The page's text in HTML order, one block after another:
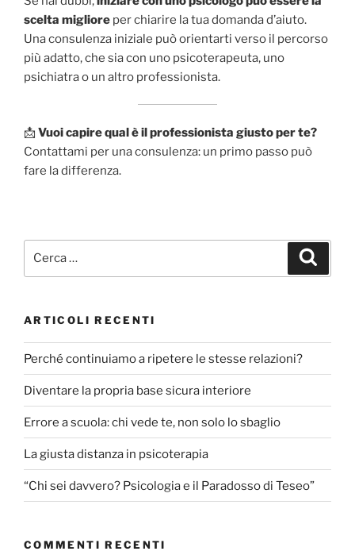
scelta migliore per chiarire la tua domanda d’aiuto.
Una consulenza iniziale può orientarti verso il percorso
più adatto, che sia con uno psicoterapeuta, uno
psichiatra o un altro professionista.
📩 Vuoi capire qual è il professionista giusto per te?
Contattami per una consulenza: un primo passo può
fare la differenza.
ARTICOLI RECENTI
Perché continuiamo a ripetere le stesse relazioni?
Diventare la propria base sicura interiore
Errore a scuola: chi vede te, non solo lo sbaglio
La giusta distanza in psicoterapia
“Chi sei davvero? Psicologia e il Paradosso di Teseo”
COMMENTI RECENTI